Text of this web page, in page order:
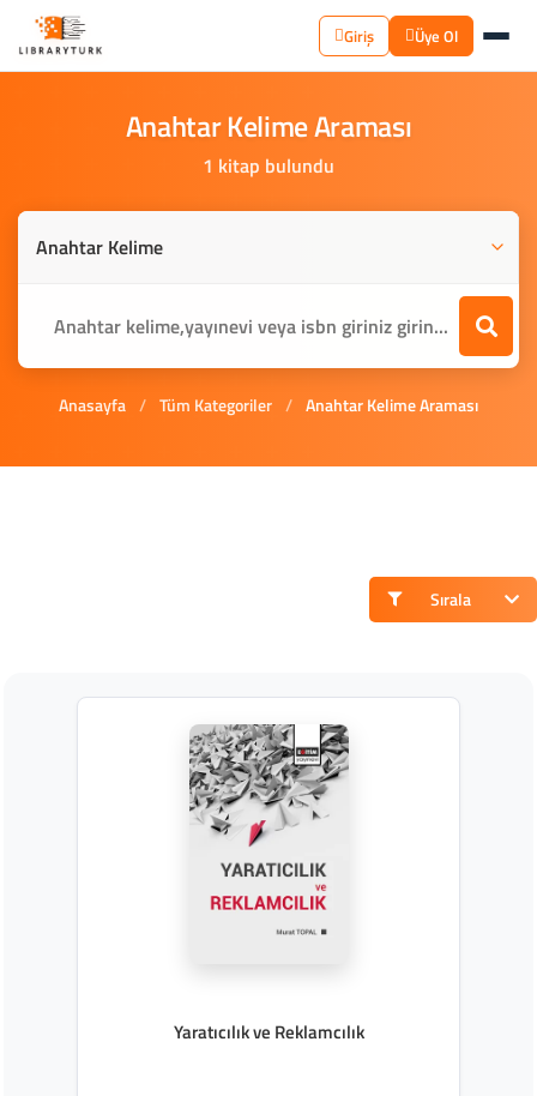
Giriş Üye Ol
AnahtarKelimeAraması
1 kitap bulundu
Anasayfa / Tüm Kategoriler / Anahtar Kelime Araması
Sırala
Yaratıcılık ve Reklamcılık